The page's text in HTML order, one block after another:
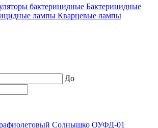
бактерицидные Бактерицидные
лампы Кварцевые лампы
До